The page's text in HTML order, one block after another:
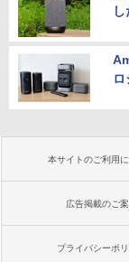
し
本サイトのご利用
広告掲載のご
プライバシーポ